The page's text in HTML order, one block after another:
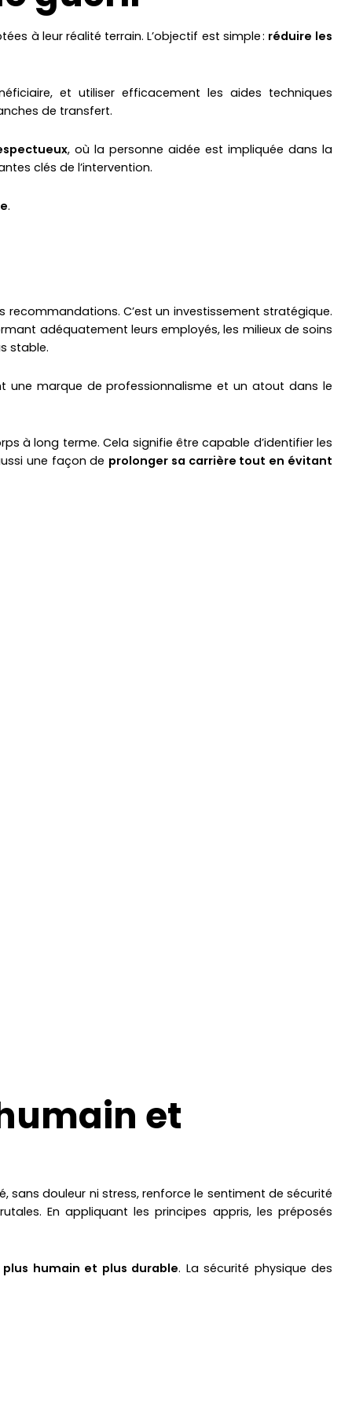
à leur réalité terrain. L’objectif est simple : réduire les
et utiliser efficacement les aides techniques
de transfert.
, où la personne aidée est impliquée dans la
clés de l’intervention.
.
recommandations. C’est un investissement stratégique.
adéquatement leurs employés, les milieux de soins
stable.
une marque de professionnalisme et un atout dans le
à long terme. Cela signifie être capable d’identifier les
une façon de prolonger sa carrière tout en évitant
et
sans douleur ni stress, renforce le sentiment de sécurité
En appliquant les principes appris, les préposés
humain et plus durable. La sécurité physique des